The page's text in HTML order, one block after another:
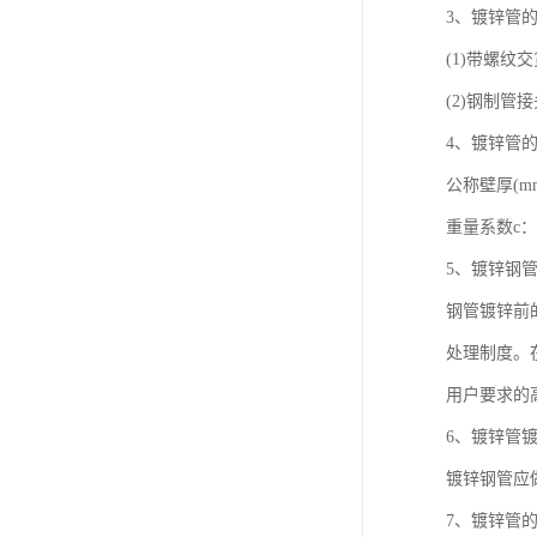
3、镀锌管
(1)带螺纹
(2)钢制管
4、镀锌管
公称壁厚
重量系数c：
5、镀锌钢
钢管镀锌前
处理制度。
用户要求的
6、镀锌管
镀锌钢管应
7、镀锌管